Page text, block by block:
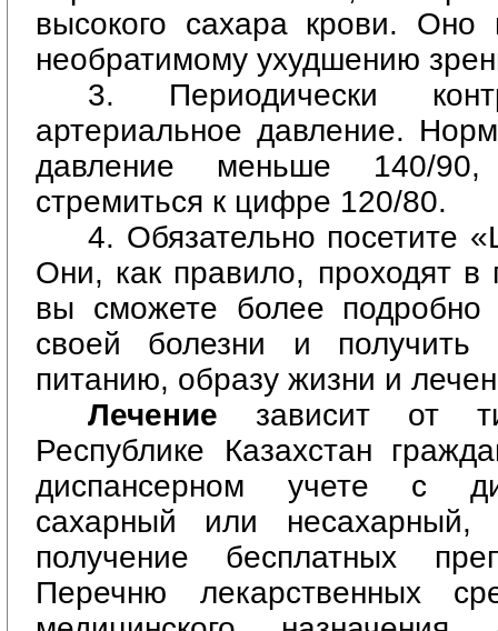
высокого сахара крови. Оно
необратимому ухудшению
3. Периодически
артериальное давление.
давление меньше 140/
стремиться к цифре 120/80.
4. Обязательно посетите
Они, как правило, проходят в
вы сможете более подробно
своей болезни и получить
питанию, образу жизни и
Лечение
зависит от
Республике Казахстан
диспансерном учете с
сахарный или
получение бесплатных
Перечню лекарственных